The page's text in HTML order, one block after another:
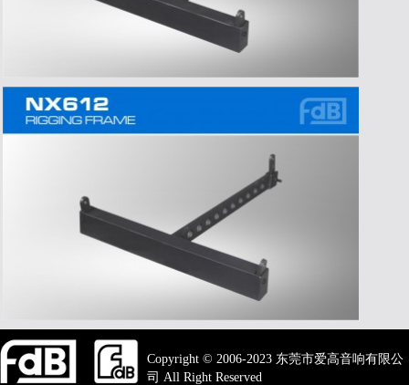
Copyright © 2006-2023 东莞市爱高音响有限公
司 All Right Reserved